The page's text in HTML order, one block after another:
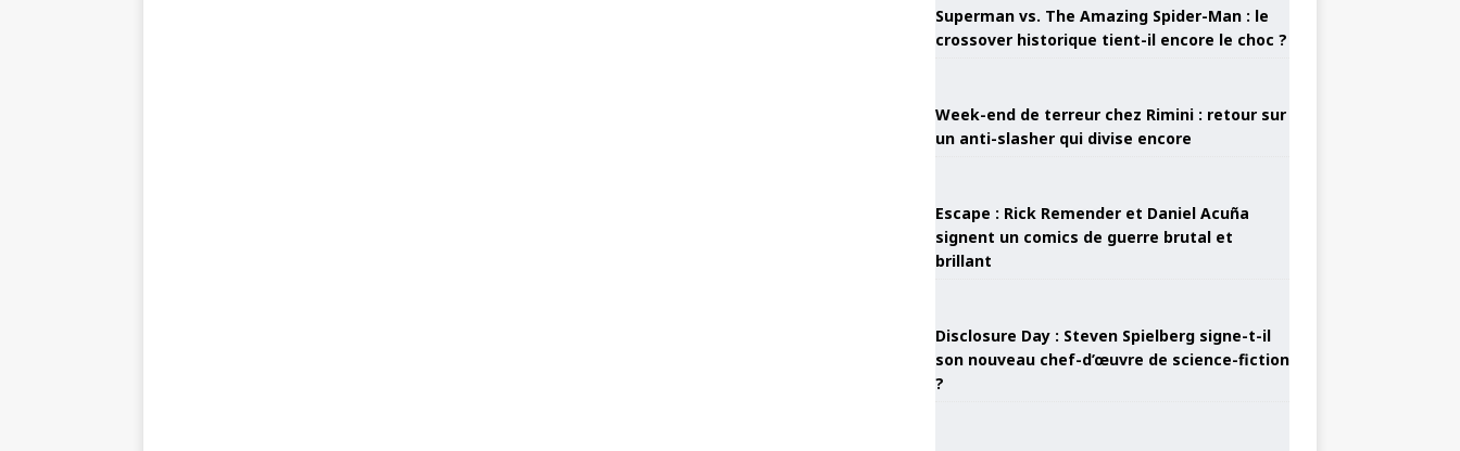
Superman vs. The Amazing Spider-Man : le
crossover historique tient-il encore le choc ?
Week-end de terreur chez Rimini : retour sur
un anti-slasher qui divise encore
Escape : Rick Remender et Daniel Acuña
signent un comics de guerre brutal et
brillant
Disclosure Day : Steven Spielberg signe-t-il
son nouveau chef-d’œuvre de science-fiction
?